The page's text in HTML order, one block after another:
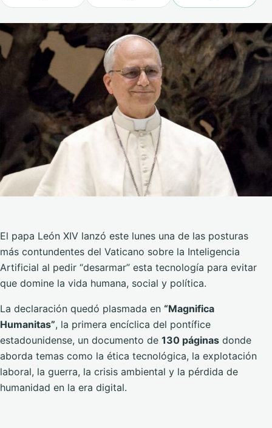
El papa León XIV lanzó este lunes una de las posturas
más contundentes del Vaticano sobre la Inteligencia
Artificial al pedir “desarmar” esta tecnología para evitar
que domine la vida humana, social y política.
La declaración quedó plasmada en “Magnifica
Humanitas”, la primera encíclica del pontífice
estadounidense, un documento de 130 páginas donde
aborda temas como la ética tecnológica, la explotación
laboral, la guerra, la crisis ambiental y la pérdida de
humanidad en la era digital.